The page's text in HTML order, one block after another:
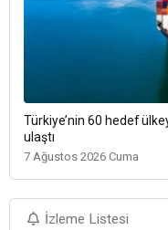
Türkiye’nin 60 hedef
ulaştı
7 Ağustos 2026 Cuma
İzleme Listesi